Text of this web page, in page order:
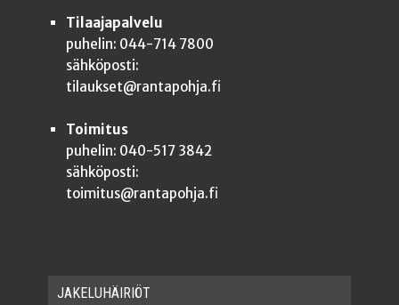
Tilaajapalvelu
puhelin: 044-714 7800
sähköposti:
tilaukset@rantapohja.fi
Toimitus
puhelin: 040-517 3842
sähköposti:
toimitus@rantapohja.fi
JAKE­LU­HÄI­RIÖT